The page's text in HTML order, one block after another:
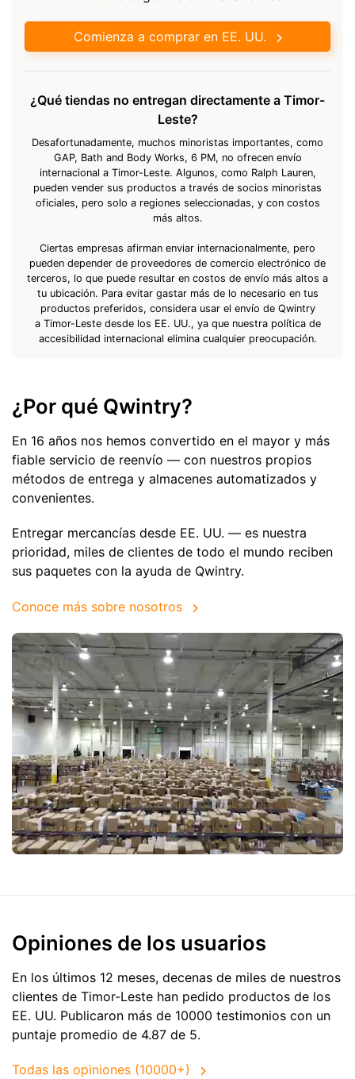
Comienza a comprar en EE. UU.
¿Qué tiendas no entregan directamente a Timor-
Leste?
Desafortunadamente, muchos minoristas importantes, como
GAP, Bath and Body Works, 6 PM, no ofrecen envío
internacional a Timor-Leste. Algunos, como Ralph Lauren,
pueden vender sus productos a través de socios minoristas
oficiales, pero solo a regiones seleccionadas, y con costos
más altos.
Ciertas empresas afirman enviar internacionalmente, pero
pueden depender de proveedores de comercio electrónico de
terceros, lo que puede resultar en costos de envío más altos a
tu ubicación. Para evitar gastar más de lo necesario en tus
productos preferidos, considera usar el envío de Qwintry
a Timor-Leste desde los EE. UU., ya que nuestra política de
accesibilidad internacional elimina cualquier preocupación.
¿Por qué Qwintry?
En 16 años nos hemos convertido en el mayor y más
fiable servicio de reenvío — con nuestros propios
métodos de entrega y almacenes automatizados y
convenientes.
Entregar mercancías desde EE. UU. — es nuestra
prioridad, miles de clientes de todo el mundo reciben
sus paquetes con la ayuda de Qwintry.
Conoce más sobre nosotros
Opiniones de los usuarios
En los últimos 12 meses, decenas de miles de nuestros
clientes de Timor-Leste han pedido productos de los
EE. UU. Publicaron más de 10000 testimonios con un
puntaje promedio de 4.87 de 5.
Todas las opiniones (10000+)